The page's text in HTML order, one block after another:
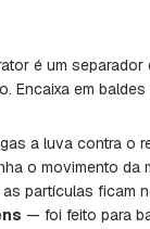
é um
Encaixa em
a luva contra o
o movimento da
partículas ficam
— foi feito para